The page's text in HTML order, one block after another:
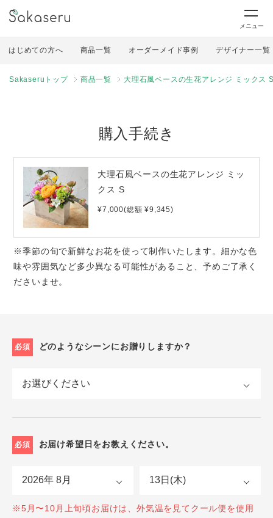
メニュー
はじめての方へ 商品一覧 オーダーメイド事例 デザイナー一覧
Sakaseruトップ 商品一覧 大理石風ベースの生花アレンジ ミックス
購入手続き
大理石風ベースの生花アレンジ ミッ
クス S
¥7,000(総額 ¥9,345)
※季節の旬で新鮮なお花を使って制作いたします。細かな色
味や雰囲気など多少異なる可能性があること、予めご了承く
ださいませ。
必須 どのようなシーンにお贈りしますか？
必須 お届け希望日をお教えください。
※5月〜10月上旬頃お届けは、外気温を見てクール便を使用